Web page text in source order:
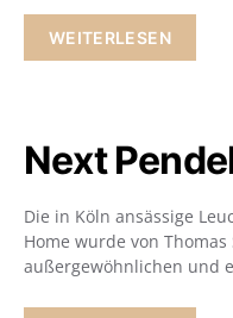
WEITERLESEN
Next
Die in Köln ansässige
Home wurde von
außergewöhnlichen und